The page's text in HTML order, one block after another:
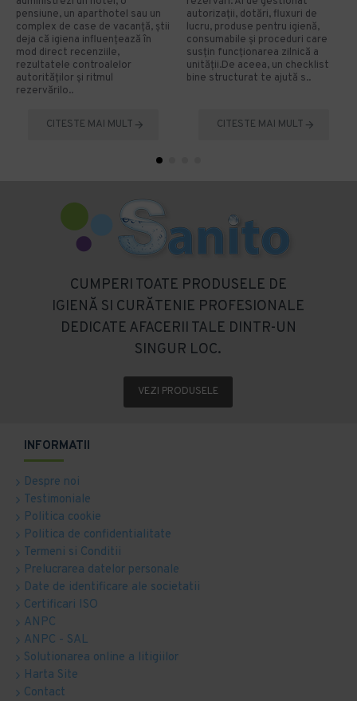
pensiune, un aparthotel sau un
complex de case de vacanță, știi
deja că igiena influențează în
mod direct recenziile,
rezultatele controalelor
autorităților și ritmul
rezervărilo..
CITESTE MAI MULT
autorizații, dotări, fluxuri de
lucru, produse pentru igienă,
consumabile și proceduri care
susțin funcționarea zilnică a
unității.De aceea, un checklist
bine structurat te ajută s..
CITESTE MAI MULT
CUMPERI TOATE PRODUSELE DE
IGIENĂ SI CURĂTENIE PROFESIONALE
DEDICATE AFACERII TALE DINTR-UN
SINGUR LOC.
VEZI PRODUSELE
INFORMATII
Despre noi
Testimoniale
Politica cookie
Politica de confidentialitate
Termeni si Conditii
Prelucrarea datelor personale
Date de identificare ale societatii
Certificari ISO
ANPC
ANPC - SAL
Solutionarea online a litigiilor
Harta Site
Contact